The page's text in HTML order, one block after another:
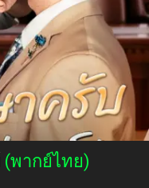
(พากย์ไทย)